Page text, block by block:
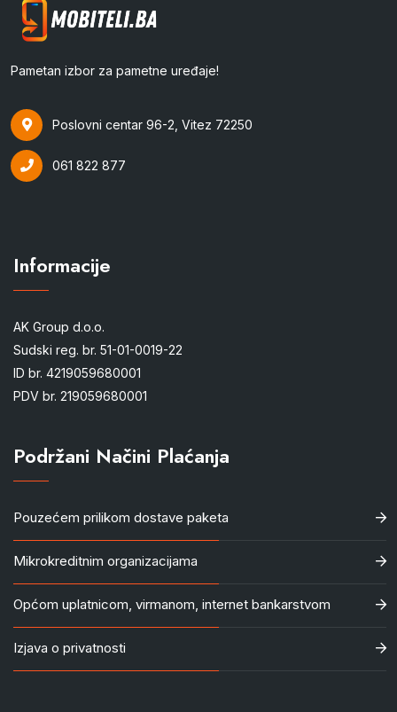
Pametan izbor za pametne uređaje!
Poslovni centar 96-2, Vitez 72250
061 822 877
Informacije
AK Group d.o.o.
Sudski reg. br. 51-01-0019-22
ID br. 4219059680001
PDV br. 219059680001
Podržani Načini Plaćanja
Pouzećem prilikom dostave paketa
Mikrokreditnim organizacijama
Općom uplatnicom, virmanom, internet bankarstvom
Izjava o privatnosti